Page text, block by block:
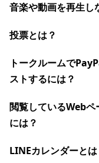
音楽や動画を再生し
投票とは？
トークルームで
ストするには？
閲覧しているWeb
には？
LINEカレンダーとは